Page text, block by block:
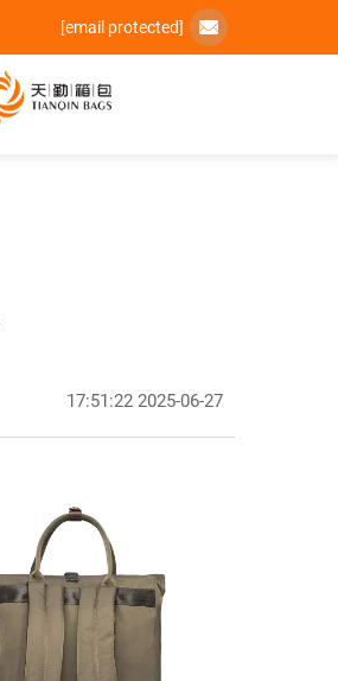
[email protected]
2025-06-27 17:51:22